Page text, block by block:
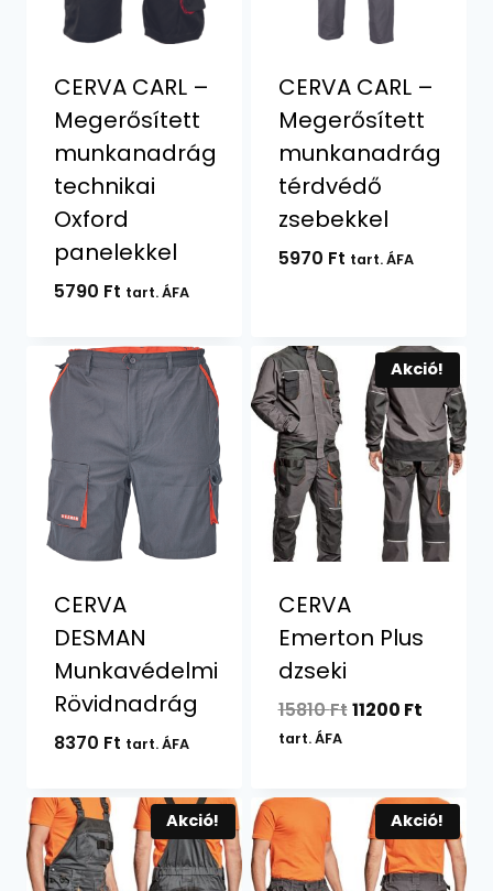
CERVA CARL –
Megerősített
munkanadrág
technikai
Oxford
panelekkel
5790 Ft tart. ÁFA
CERVA CARL –
Megerősített
munkanadrág
térdvédő
zsebekkel
5970 Ft tart. ÁFA
CERVA
DESMAN
Munkavédelmi
Rövidnadrág
8370 Ft tart. ÁFA
Akció!
CERVA
Emerton Plus
dzseki
15810FtOriginal
15810 Ft.
11200 FtCurrent
11200
tart. ÁFA
Akció! Akció!